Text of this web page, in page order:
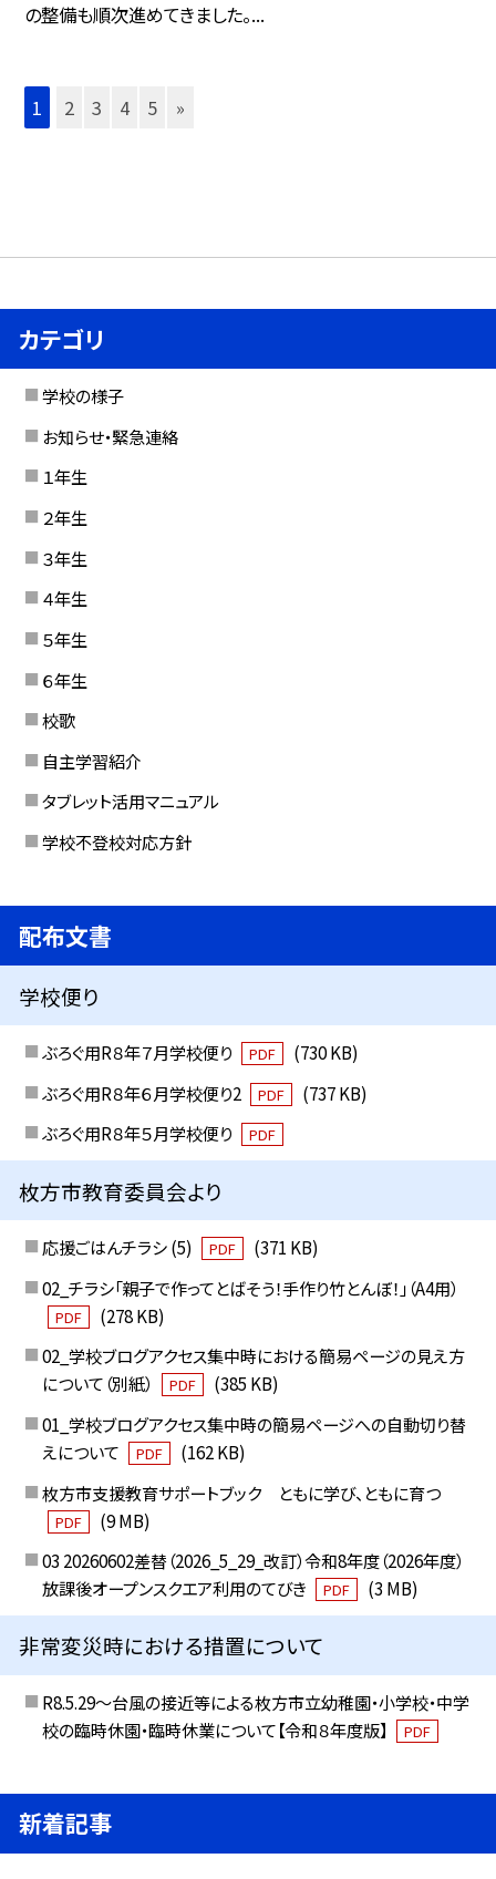
の整備も順次進めてきました。...
1 2 3 4 5 »
カテゴリ
学校の様子
お知らせ・緊急連絡
１年生
２年生
３年生
４年生
５年生
６年生
校歌
自主学習紹介
タブレット活用マニュアル
学校不登校対応方針
配布文書
学校便り
ぶろぐ用R８年７月学校便り PDF
(730 KB)
ぶろぐ用R８年６月学校便り2
PDF
(737 KB)
ぶろぐ用R８年５月学校便り
PDF
枚方市教育委員会より
応援ごはんチラシ (5) PDF
(371 KB)
02_チラシ「親子で作ってとばそう！手作り竹とんぼ！」（A4用）
PDF
(278 KB)
02_学校ブログアクセス集中時における簡易ページの見え方
について（別紙）
PDF
(385 KB)
01_学校ブログアクセス集中時の簡易ページへの自動切り替
えについて
PDF
(162 KB)
枚方市支援教育サポートブック ともに学び、ともに育つ
PDF
(9 MB)
03 20260602差替（2026_5_29_改訂）令和8年度（2026年度）
放課後オープンスクエア利用のてびき
PDF (3 MB)
非常変災時における措置について
R8.5.29～台風の接近等による枚方市立幼稚園・小学校・中学
校の臨時休園・臨時休業について【令和８年度版】
PDF
新着記事